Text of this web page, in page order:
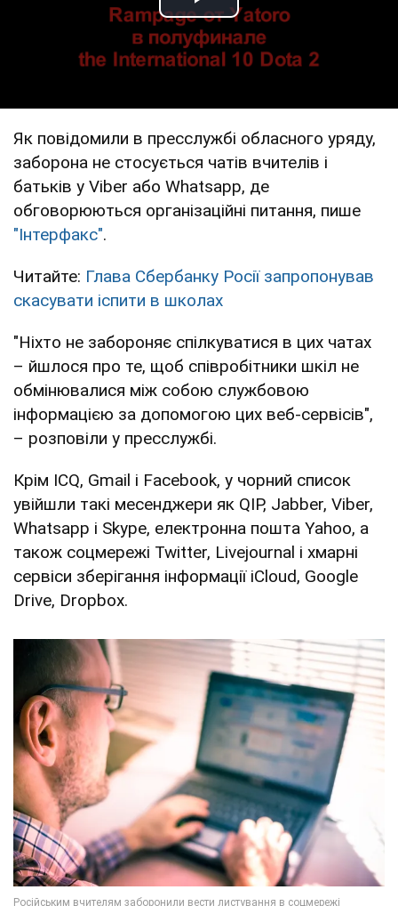
Play Video
Як повідомили в пресслужбі обласного уряду,
заборона не стосується чатів вчителів і
батьків у Viber або Whatsapp, де
обговорюються організаційні питання, пише
"Інтерфакс".
Читайте: Глава Сбербанку Росії запропонував
скасувати іспити в школах
"Ніхто не забороняє спілкуватися в цих чатах
– йшлося про те, щоб співробітники шкіл не
обмінювалися між собою службовою
інформацією за допомогою цих веб-сервісів",
– розповіли у пресслужбі.
Крім ICQ, Gmail і Facebook, у чорний список
увійшли такі месенджери як QIP, Jabber, Viber,
Whatsapp і Skype, електронна пошта Yahoo, а
також соцмережі Twitter, Livejournal і хмарні
сервіси зберігання інформації iCloud, Google
Drive, Dropbox.